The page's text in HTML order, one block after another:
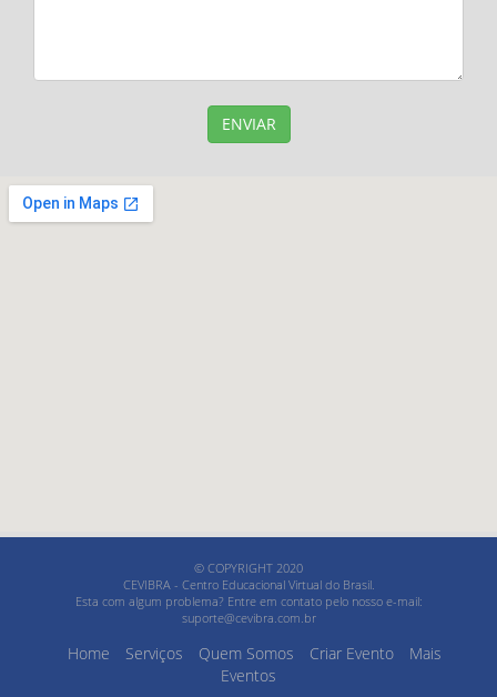
ENVIAR
© COPYRIGHT 2020
CEVIBRA - Centro Educacional Virtual do Brasil.
Esta com algum problema? Entre em contato pelo nosso e-mail:
suporte@cevibra.com.br
Home Serviços Quem Somos Criar Evento
Mais
Eventos